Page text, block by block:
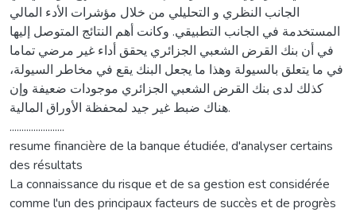
الجانب النظري و التحليلي من خلال مؤشرات الأدء المالي
المستخدمة في الجانب التطبيقي. وكانت أهم النتائج المتوصل إليها
في أن بنك القرض الشعبي الجزائري يحقق أداء غير مرضي تماما
في ما يتعلق بالسيولة وهذا ما يجعل البنك يقع في مخاطر السيولة،
كذلك لدى بنك القرض الشعبي الجزائري موجودات ضعيفة وإن
هناك ضبط غير جيد لمحفظة الأوراق المالية.
.......................
resume financière de la banque étudiée, d'analyser certains
des résultats
La connaissance du risque et de sa gestion est considérée
comme l'un des principaux facteurs de succès et de progrès